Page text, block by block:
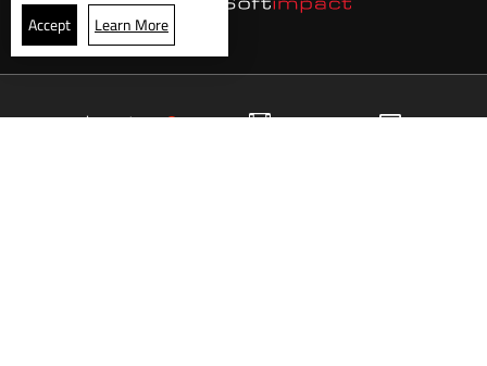
9
Accept Learn More
موقع البرامج الجدول البث المباشر